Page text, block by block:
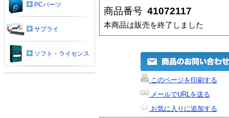
商品番号 41072117
本商品は販売を終了しました
このページを印刷する
メールでURLを送る
お気に入りに追加する
PCパーツ
サプライ
ソフト・ライセンス